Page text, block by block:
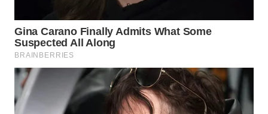
WN
DAIRI
DANAU
TOBA